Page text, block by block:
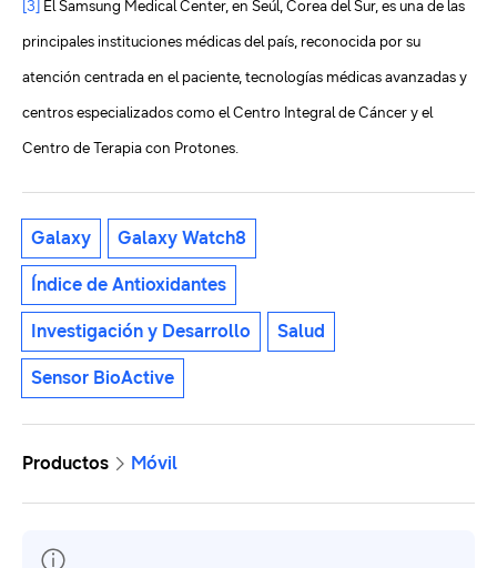
[3]
El Samsung Medical Center, en Seúl, Corea del Sur, es una de las
principales instituciones médicas del país, reconocida por su
atención centrada en el paciente, tecnologías médicas avanzadas y
centros especializados como el Centro Integral de Cáncer y el
Centro de Terapia con Protones.
Galaxy Galaxy Watch8
Índice de Antioxidantes
Investigación y Desarrollo Salud
Sensor BioActive
Productos Móvil